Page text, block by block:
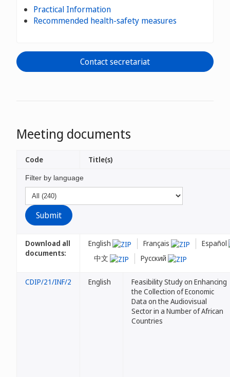
Practical Information
Recommended health-safety measures
Contact secretariat
Meeting documents
Filter by language
Download all
documents:
English Français
Español
中文
Русский
Code Title(s)
CDIP/21/INF/2 English
Feasibility Study on Enhancing
the Collection of Economic
Data on the Audiovisual
Sector in a Number of African
Countries